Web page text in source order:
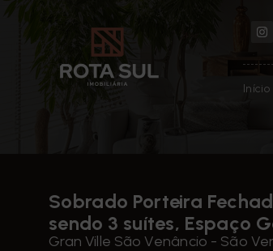
Início
Sobrado Porteira
sendo 3 suítes, Espaço
Gran Ville São Venâncio - São